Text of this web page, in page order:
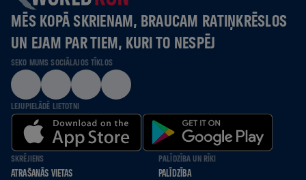
MĒS KOPĀ SKRIENAM, BRAUCAM RATIŅKRĒSLOS
UN EJAM PAR TIEM, KURI TO NESPĒJ
SEKO MUMS SOCIĀLAJOS TĪKLOS
LEJUPIELĀDĒ LIETOTNI
SKRĒJIENS
ATRAŠANĀS VIETAS
PALĪDZĪBA UN RĪKI
PALĪDZĪBA